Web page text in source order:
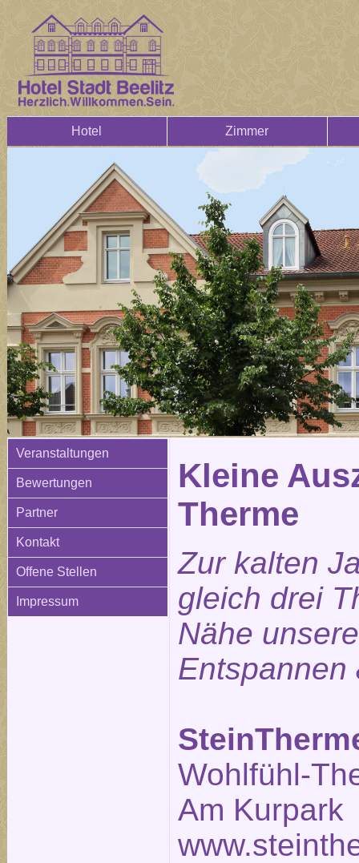
Hotel Zimmer
Veranstaltungen
Bewertungen
Partner
Kontakt
Offene Stellen
Impressum
Kleine
Therme
Zur kalten
gleich drei
Nähe
Entspannen
Wohlfühl-
Am